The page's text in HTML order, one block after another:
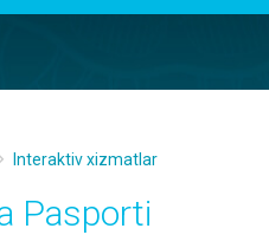
Interaktiv xizmatlar
Pasporti